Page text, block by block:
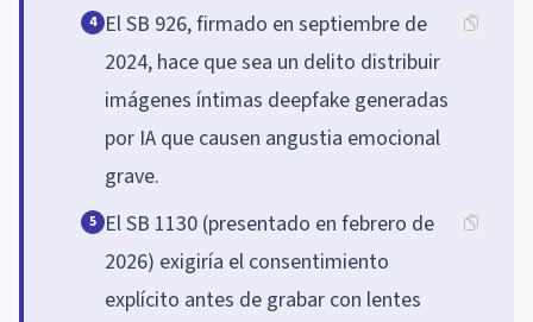
4 El SB 926, firmado en septiembre de
2024, hace que sea un delito distribuir
imágenes íntimas deepfake generadas
por IA que causen angustia emocional
grave.
5 El SB 1130 (presentado en febrero de
2026) exigiría el consentimiento
explícito antes de grabar con lentes